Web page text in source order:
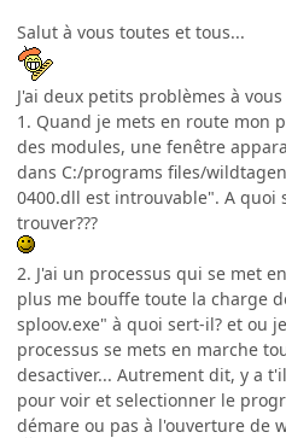
Salut à vous toutes et tous...
J'ai deux petits problèmes à
1. Quand je mets en route mon
des modules, une fenêtre
dans C:/programs files/
0400.dll est introuvable". A quoi
trouver???
2. J'ai un processus qui se met
plus me bouffe toute la charge
sploov.exe" à quoi sert-il? et ou
processus se mets en marche
desactiver... Autrement dit, y a
pour voir et selectionner le
démare ou pas à l'ouverture de